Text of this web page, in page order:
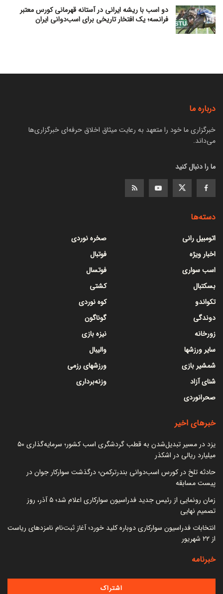
دو اسب با ریشه ایرانی در آستانه قهرمانی کورس معتبر
فرانسه؛ یک افتخار تاریخی برای اسب‌دوانی ایران
درباره ما
خبرگزاری ما خود را متعهد به رعایت میثاق اخلاق حرفه‌ای خبرگزاری‌ها
می‌داند.
ما را دنبال کنید
دسته‌ها
اتومبیل رانی
اخبار ویژه
اسب سواری
بسکتبال
تکواندو
دوندگی
زورخانه
سایر ورزشها
شمشیر بازی
شنای آزاد
صحرانوردی
صخره نوردی
فوتبال
فوتسال
کشتی
کوه نوردی
گوناگون
نیزه بازی
والیبال
ورزشهای رزمی
وزنه‌برداری
خبرهای اخیر
یزد در مسیر تبدیل‌شدن به قطب گردشگری اسب کشور؛ سرمایه‌گذاری ۵۰
میلیارد ریالی در اشکذر
حادثه تلخ در کورس اسب‌دوانی بندرترکمن؛ درگذشت سوارکار جوان در
پیست مسابقه
زمان رونمایی از رئیس جدید فدراسیون سوارکاری اعلام شد؛ ۵ آذر، روز
تصمیم نهایی
انتخابات فدراسیون سوارکاری دوباره کلید خورد؛ آغاز ثبت‌نام نامزدهای ریاست
از ۲۲ شهریور
خبرنامه